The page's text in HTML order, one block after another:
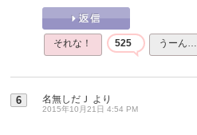
それな！ 525 うーん…
6 名無しだＪ より
2015年10月21日 4:54 PM